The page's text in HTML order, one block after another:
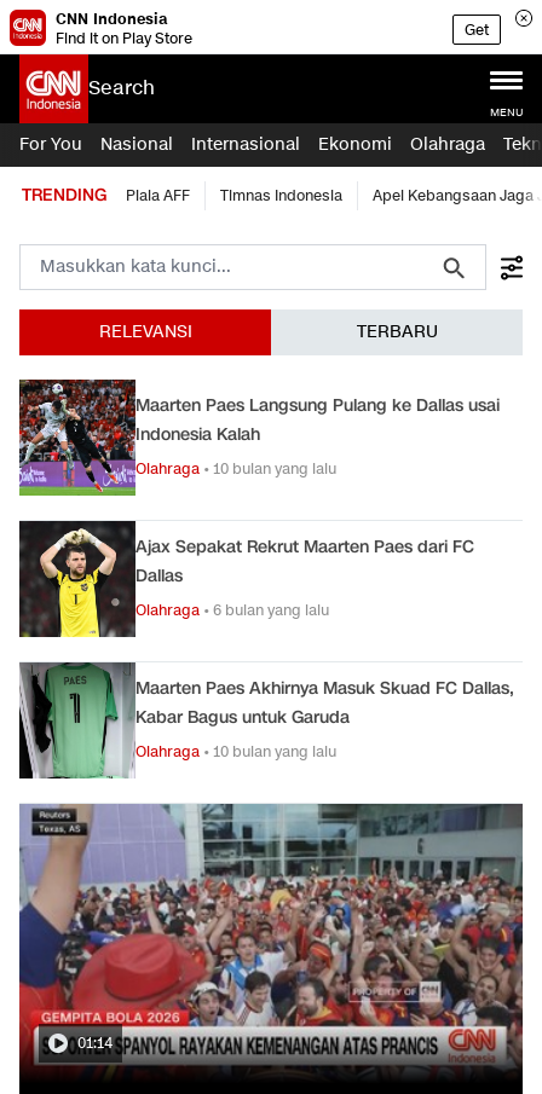
CNN Indonesia
Find it on Play Store
Get
Search
MENU
For You Nasional Internasional Ekonomi Olahraga
TRENDING Piala AFF Timnas Indonesia Apel Kebangsaan Jaga
RELEVANSI TERBARU
Maarten Paes Langsung Pulang ke Dallas usai
Indonesia Kalah
Olahraga •10 bulan yang lalu
Ajax Sepakat Rekrut Maarten Paes dari FC
Dallas
Olahraga •6 bulan yang lalu
Maarten Paes Akhirnya Masuk Skuad FC Dallas,
Kabar Bagus untuk Garuda
Olahraga •10 bulan yang lalu
01:14